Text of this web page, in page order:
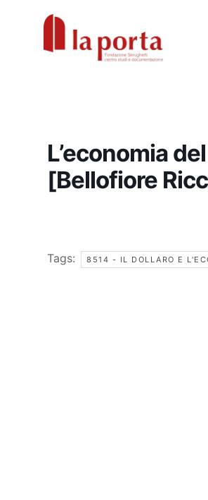
L’economia
[Bellofiore
Tags: 8514 - IL DOLLARO E